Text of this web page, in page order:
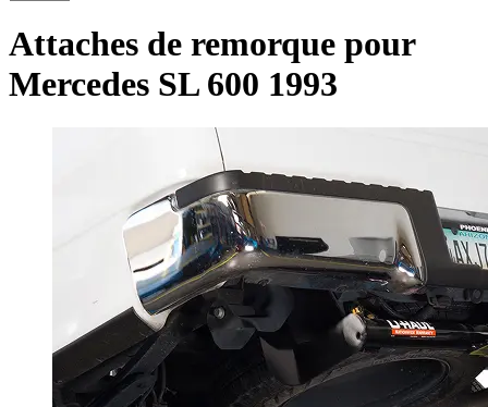
Attaches de remorque pour
Mercedes SL 600 1993